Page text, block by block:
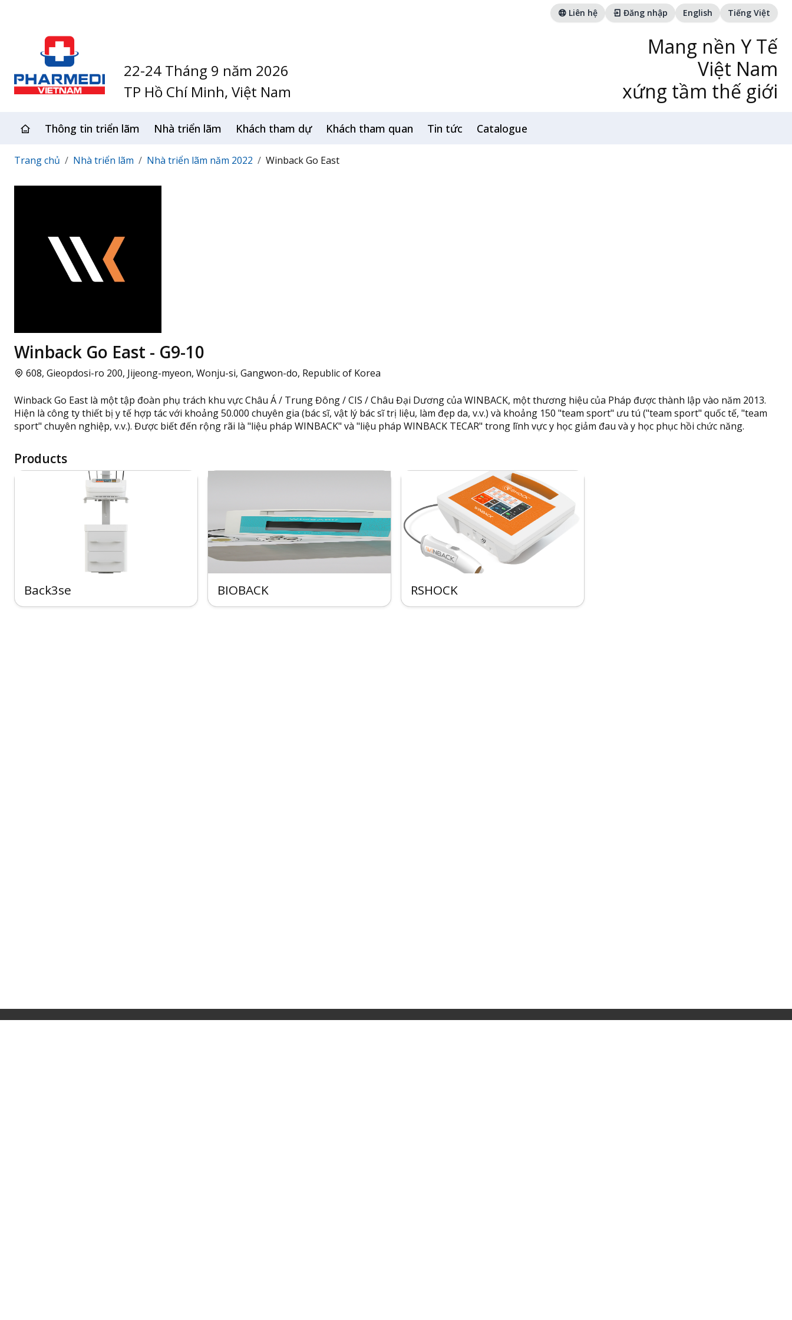
Liên hệ Đăng nhập English Tiếng Việt
22-24 Tháng 9 năm 2026
TP Hồ Chí Minh, Việt Nam
Mang nền Y Tế
Việt Nam
xứng tầm thế giới
Thông tin triển lãm Nhà triển lãm Khách tham dự Khách tham quan Tin tức Catalogue
Trang chủ Nhà triển lãm Nhà triển lãm năm 2022 Winback Go East
Winback Go East - G9-10
608, Gieopdosi-ro 200, Jijeong-myeon, Wonju-si, Gangwon-do, Republic of Korea
Winback Go East là một tập đoàn phụ trách khu vực Châu Á / Trung Đông / CIS / Châu Đại Dương của WINBACK, một thương hiệu của Pháp được thành lập vào năm 2013.
Hiện là công ty thiết bị y tế hợp tác với khoảng 50.000 chuyên gia (bác sĩ, vật lý bác sĩ trị liệu, làm đẹp da, v.v.) và khoảng 150 "team sport" ưu tú ("team sport" quốc tế, "team
sport" chuyên nghiệp, v.v.). Được biết đến rộng rãi là "liệu pháp WINBACK" và "liệu pháp WINBACK TECAR" trong lĩnh vực y học giảm đau và y học phục hồi chức năng.
Products
Back3se BIOBACK RSHOCK